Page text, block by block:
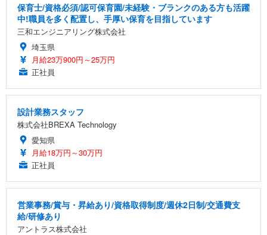
保育士/資格必須/認可保育園/未経験・ブランクのある方も活躍
中!職員を多く配置し、手厚い保育を目指しています
三和エンジニアリング株式会社
埼玉県
月給23万900円～25万円
正社員
設計業務スタッフ
株式会社BREXA Technology
愛知県
月給18万円～30万円
正社員
営業事務/賞与・昇給あり/資格取得制度/週休2日制/交通費支
給/研修あり
アントラス株式会社